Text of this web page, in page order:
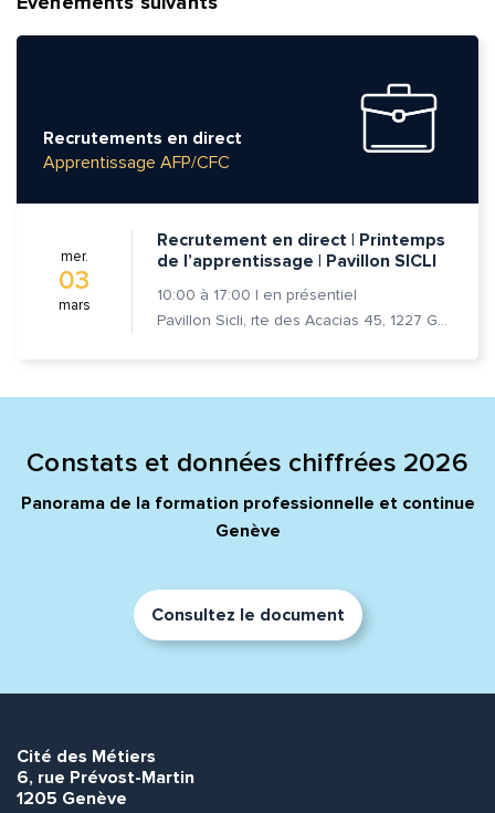
Recrutements en direct
Apprentissage AFP/CFC
mer.
03
mars
Recrutement en direct | Printemps
de l’apprentissage | Pavillon SICLI
10:00 à 17:00 | en présentiel
Pavillon Sicli, rte des Acacias 45, 1227 Genève
Constats et données chiffrées 2026
Panorama de la formation professionnelle et continue
Genève
Consultez le document
Cité des Métiers
6, rue Prévost-Martin
1205 Genève
Message*
Commentaire*